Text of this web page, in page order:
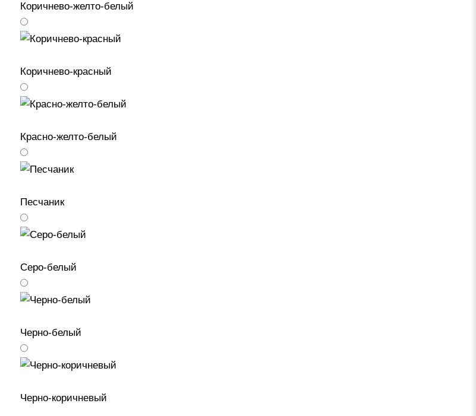
Коричнево-желто-белый
Коричнево-красный
Красно-желто-белый
Песчаник
Серо-белый
Черно-белый
Черно-коричневый